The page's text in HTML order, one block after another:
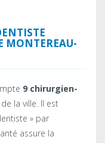
MONTEREAU-
9 chirurgien-
la ville. Il est
» par
assure la